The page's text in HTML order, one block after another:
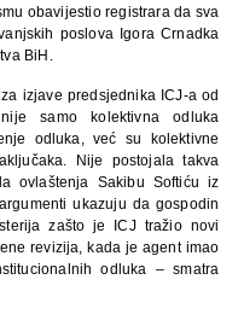
obavijestio registrara da sva
poslova Igora Crnadka
BiH.
izjave predsjednika ICJ-a od
samo kolektivna odluka
odluka, već su kolektivne
Nije postojala takva
ovlaštenja Sakibu Softiću iz
ukazuju da gospodin
zašto je ICJ tražio novi
revizija, kada je agent imao
odluka – smatra